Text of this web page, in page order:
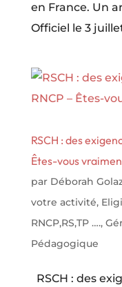
en France. Un
Officiel le 3
RSCH : des
Êtes-vous
par Déborah
votre activité,
RNCP,RS,TP ….,
Pédagogique
RSCH : des